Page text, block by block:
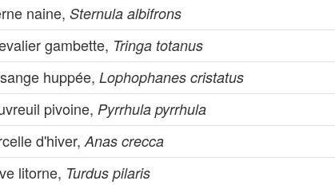
naine,Sternula albifrons
gambette, Tringa totanus
huppée,Lophophanes cristatus
pivoine, Pyrrhula pyrrhula
d'hiver,Anas crecca
litorne, Turdus pilaris